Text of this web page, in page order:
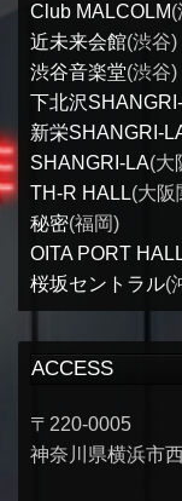
Club MALCOLM(
近未来会館(渋谷)
渋谷音楽堂(渋谷)
下北沢
新栄SHANGRI-
SHANGRI-LA(大
TH-R HALL(大阪
秘密(福岡)
OITA PORT
桜坂セントラル(
ACCESS
〒220-0005
神奈川県横浜市